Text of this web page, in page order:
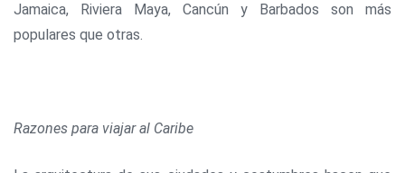
Jamaica, Riviera Maya, Cancún y Barbados son más
populares que otras.
Razones para viajar al Caribe